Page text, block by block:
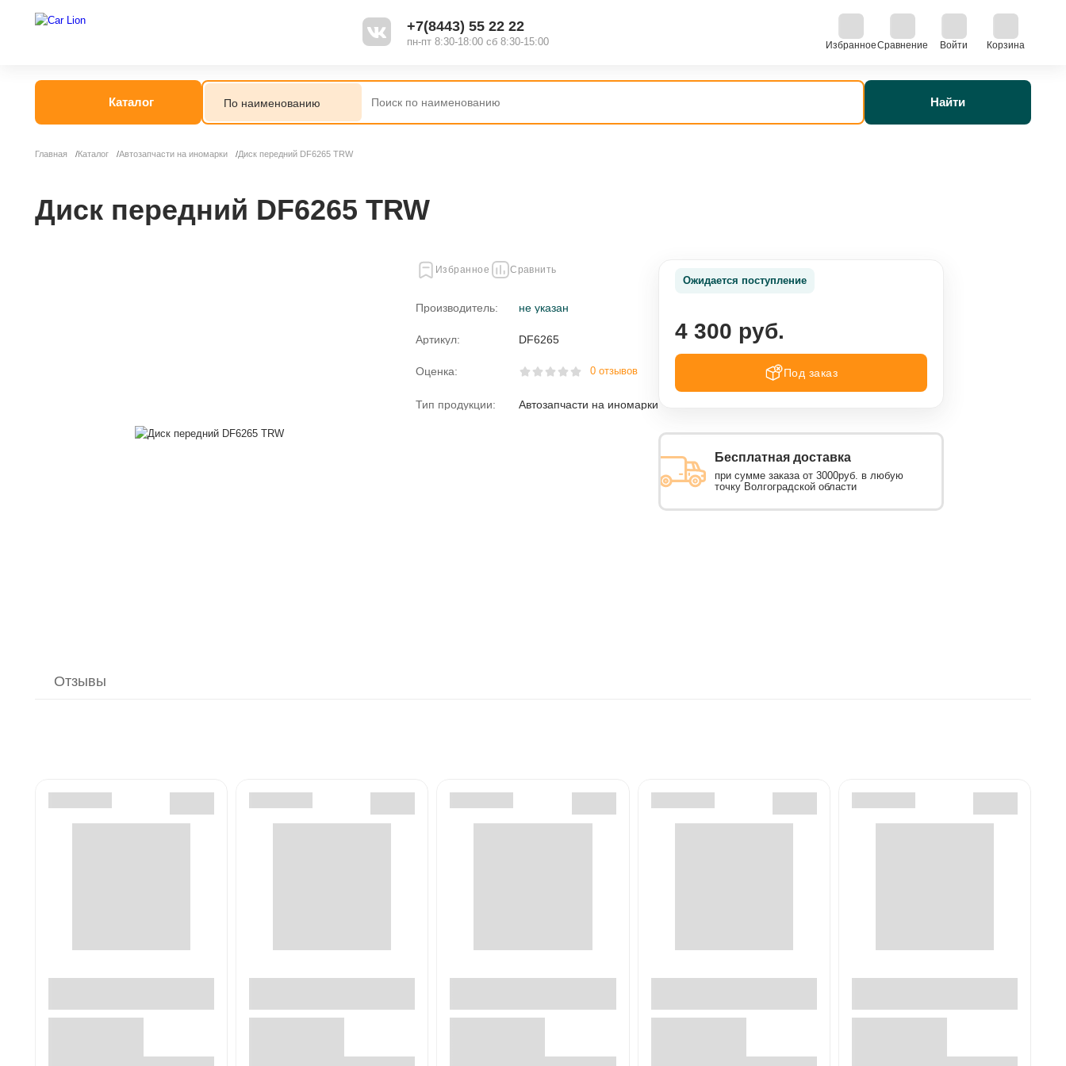
+7(8443) 55 22 22
пн-пт 8:30-18:00 сб 8:30-15:00 ИзбранноеСравнение Войти Корзина
Каталог Найти
Главная Каталог Автозапчасти на иномарки Диск передний DF6265 TRW
Диск передний DF6265 TRW
Избранное Сравнить
Производитель: не указан
Артикул: DF6265
Оценка: 0 отзывов
Тип продукции: Автозапчасти на иномарки
Ожидается поступление
4 300 руб.
Под заказ
Бесплатная доставка
при сумме заказа от 3000руб. в любую
точку Волгоградской области
Отзывы